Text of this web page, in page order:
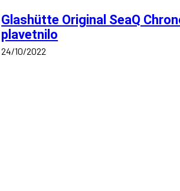
Glashütte Original SeaQ
plavetnilo
24/10/2022